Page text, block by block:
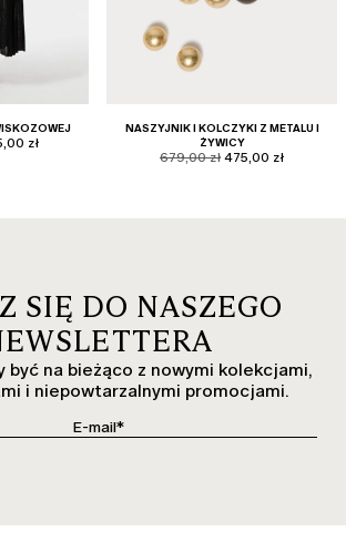
zł
NASZYJNIK I KOLCZYKI Z METALU I
ŻYWICY
product.price.original
679,00 zł product.price.sale
475,00 zł
SIĘ DO NASZEGO
być na bieżąco z nowymi kolekcjami,
i niepowtarzalnymi promocjami.